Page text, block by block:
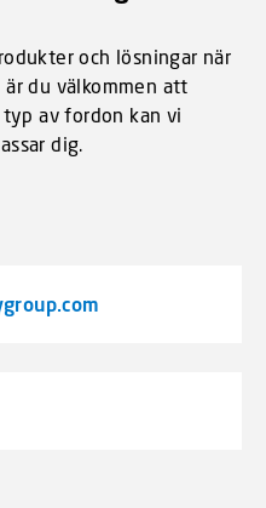
och lösningar när
du välkommen att
av fordon kan vi
dig.